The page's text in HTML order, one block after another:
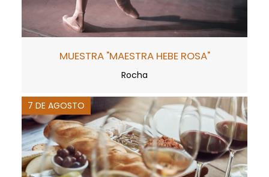
MUESTRA "MAESTRA HEBE ROSA"
Rocha
7 DE AGOSTO